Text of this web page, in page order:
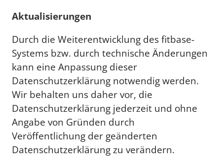
Aktualisierungen
Durch die Weiterentwicklung des fitbase-
Systems bzw. durch technische Änderungen
kann eine Anpassung dieser
Datenschutzerklärung notwendig werden.
Wir behalten uns daher vor, die
Datenschutzerklärung jederzeit und ohne
Angabe von Gründen durch
Veröffentlichung der geänderten
Datenschutzerklärung zu verändern.